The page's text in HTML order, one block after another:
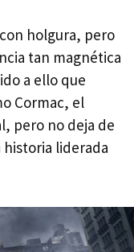
holgura, pero
tan magnética
a ello que
Cormac, el
pero no deja de
liderada